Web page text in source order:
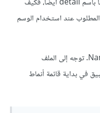
المشروع على تطبيق مدونة يتضمن عرضًا باسم detail أيضًا، فكيف
في بداية قائمة أنماط